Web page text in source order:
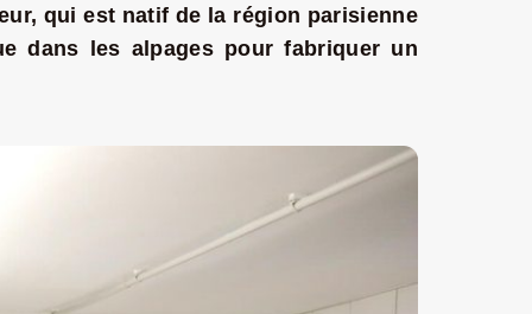
qui est natif de la région parisienne
dans les alpages pour fabriquer un